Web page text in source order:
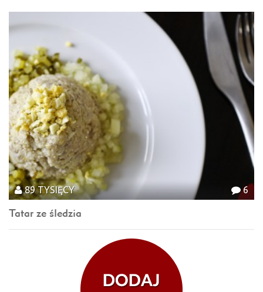
6
89 TYSIĘCY
Tatar ze śledzia